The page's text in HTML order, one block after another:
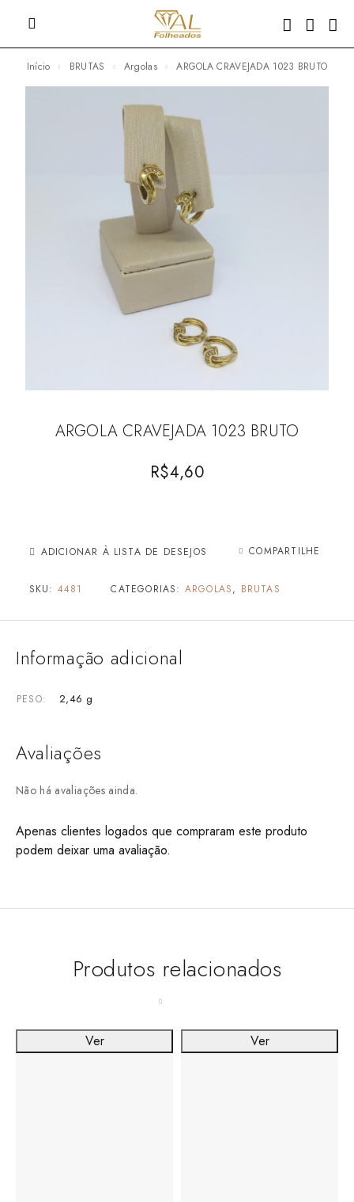
Início BRUTAS Argolas ARGOLA CRAVEJADA 1023 BRUTO
ARGOLA CRAVEJADA 1023 BRUTO
R$4,60
ADICIONAR À LISTA DE DESEJOS COMPARTILHE
SKU: 4481 CATEGORIAS: ARGOLAS, BRUTAS
Informação adicional
PESO 2,46 g
Avaliações
Não há avaliações ainda.
Apenas clientes logados que compraram este produto
podem deixar uma avaliação.
Produtos relacionados
Ver Ver